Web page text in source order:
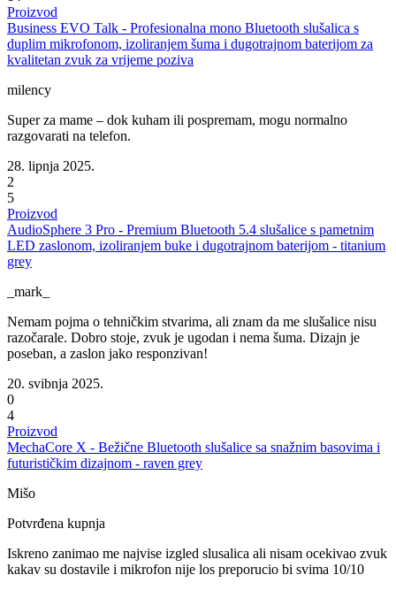
Proizvod
Business EVO Talk - Profesionalna mono Bluetooth slušalica s
duplim mikrofonom, izoliranjem šuma i dugotrajnom baterijom za
kvalitetan zvuk za vrijeme poziva
milency
Super za mame – dok kuham ili pospremam, mogu normalno
razgovarati na telefon.
28. lipnja 2025.
2
5
Proizvod
AudioSphere 3 Pro - Premium Bluetooth 5.4 slušalice s pametnim
LED zaslonom, izoliranjem buke i dugotrajnom baterijom - titanium
grey
_mark_
Nemam pojma o tehničkim stvarima, ali znam da me slušalice nisu
razočarale. Dobro stoje, zvuk je ugodan i nema šuma. Dizajn je
poseban, a zaslon jako responzivan!
20. svibnja 2025.
0
4
Proizvod
MechaCore X - Bežične Bluetooth slušalice sa snažnim basovima i
futurističkim dizajnom - raven grey
Mišo
Potvrđena kupnja
Iskreno zanimao me najvise izgled slusalica ali nisam ocekivao zvuk
kakav su dostavile i mikrofon nije los preporucio bi svima 10/10